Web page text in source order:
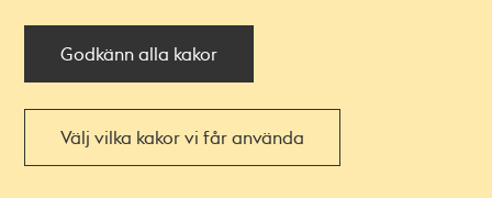
Godkänn alla kakor
Välj vilka kakor vi får använda